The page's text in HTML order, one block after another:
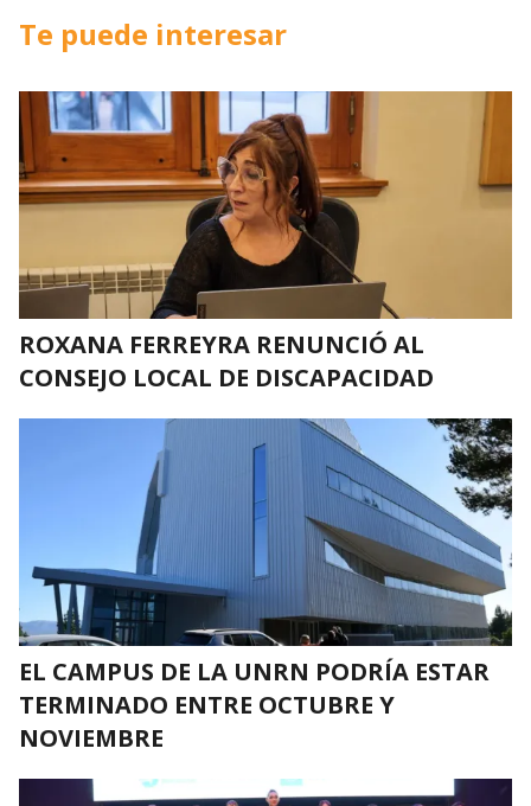
Te puede interesar
ROXANA FERREYRA RENUNCIÓ AL
CONSEJO LOCAL DE DISCAPACIDAD
EL CAMPUS DE LA UNRN PODRÍA ESTAR
TERMINADO ENTRE OCTUBRE Y
NOVIEMBRE